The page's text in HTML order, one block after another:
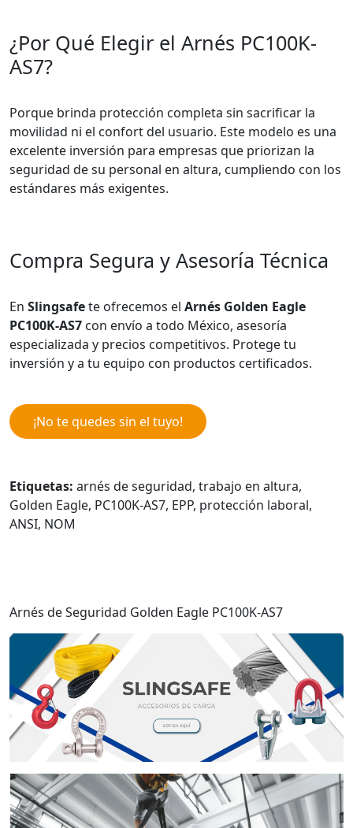
¿Por Qué Elegir el Arnés PC100K-
AS7?
Porque brinda protección completa sin sacrificar la
movilidad ni el confort del usuario. Este modelo es una
excelente inversión para empresas que priorizan la
seguridad de su personal en altura, cumpliendo con los
estándares más exigentes.
Compra Segura y Asesoría Técnica
En Slingsafete ofrecemos el Arnés Golden Eagle
PC100K-AS7 con envío a todo México, asesoría
especializada y precios competitivos. Protege tu
inversión y a tu equipo con productos certificados.
¡No te quedes sin el tuyo!
Etiquetas: arnés de seguridad, trabajo en altura,
Golden Eagle, PC100K-AS7, EPP, protección laboral,
ANSI, NOM
Arnés de Seguridad Golden Eagle PC100K-AS7